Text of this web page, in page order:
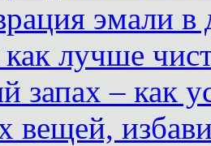
эмали
лучше
запах – как
вещей,